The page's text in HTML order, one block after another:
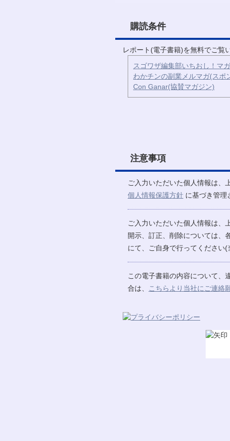
購読条件
レポート(電子書籍)を無料でご覧
スゴワザ編集部いちおし！マ
わかチンの副業メルマガ(スポ
Con Ganar(協賛マガジン)
注意事項
ご入力いただいた個人情報は、
個人情報保護方針 に基づき管理
ご入力いただいた個人情報は、
開示、訂正、削除については、
にて、ご自身で行ってください(
この電子書籍の内容について、
合は、
こちらより当社にご連絡